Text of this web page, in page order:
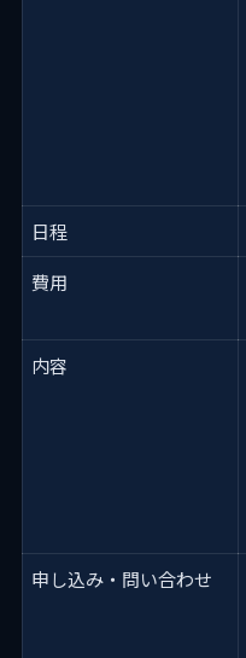
日程
費用
内容
申し込み・問い合わせ